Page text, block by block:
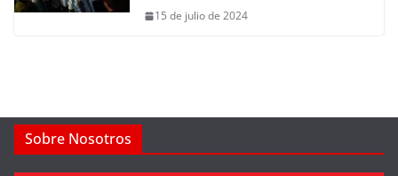
15 de julio de 2024
Sobre Nosotros